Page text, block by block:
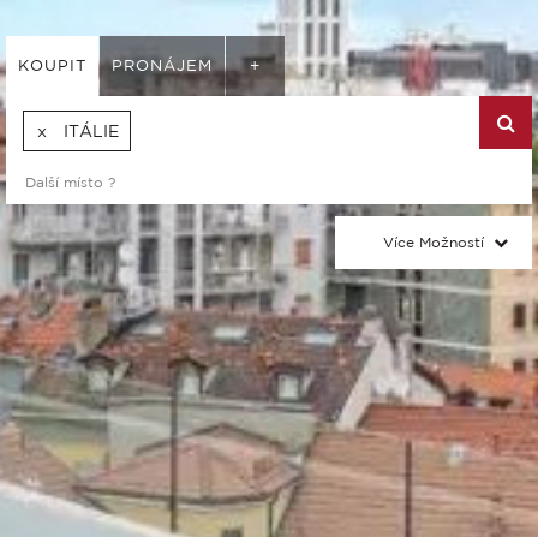
KOUPIT PRONÁJEM +
ITÁLIE
Více Možností